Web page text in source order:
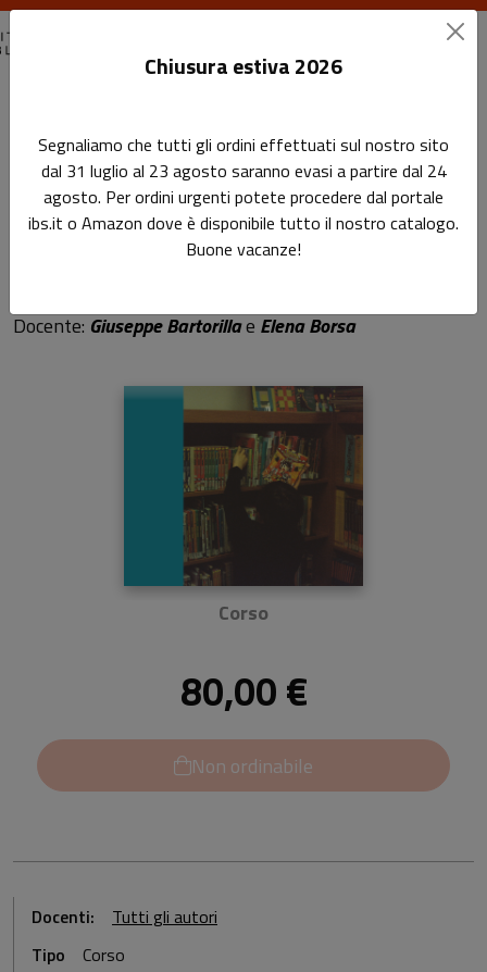
Dove lo colloco?
Gestire le raccolte negli spazi
bibliotecari per bambini e ragazzi
Docente: Giuseppe Bartorillae Elena Borsa
Corso
80,00 €
Non ordinabile
Docenti:
Tutti gli autori
Tipo
Corso
Chiusura estiva 2026
Segnaliamo che tutti gli ordini effettuati sul nostro sito
dal 31 luglio al 23 agosto saranno evasi a partire dal 24
agosto. Per ordini urgenti potete procedere dal portale
ibs.it o Amazon dove è disponibile tutto il nostro catalogo.
Buone vacanze!